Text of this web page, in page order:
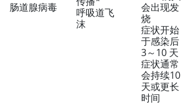
肠道腺病毒
呼吸道飞
沫
会出现发
烧
症状开始
于感染后
3～10 天
症状通常
会持续10
天或更长
时间